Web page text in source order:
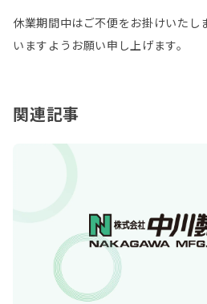
休業期間中はご不便をお掛けいたし
いますようお願い申し上げます。
関連記事